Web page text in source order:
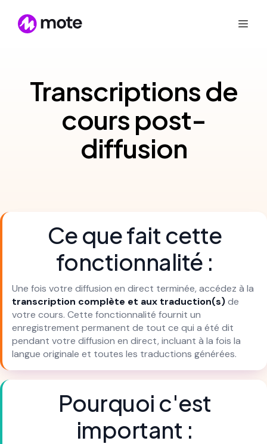
Transcriptions de
cours post-
diffusion
Ce que fait cette
fonctionnalité :
Une fois votre diffusion en direct terminée, accédez à la
transcription complète et aux traduction(s)de
votre cours. Cette fonctionnalité fournit un
enregistrement permanent de tout ce qui a été dit
pendant votre diffusion en direct, incluant à la fois la
langue originale et toutes les traductions générées.
Pourquoi c'est
important :